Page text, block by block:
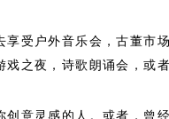
受户外音乐会，古董市
之夜，诗歌朗诵会，或
创意灵感的人。或者，